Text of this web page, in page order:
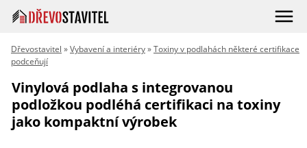
Dřevostavitel »Vybavení a interiéry»Toxiny v podlahách některé certifikace
podceňují
Vinylová podlaha s integrovanou
podložkou podléhá certifikaci na toxiny
jako kompaktní výrobek